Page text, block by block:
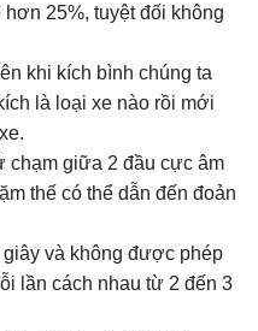
hơn 25%, tuyệt đối không
khi kích bình chúng ta
là loại xe nào rồi mới
chạm giữa 2 đầu cực âm
thế có thể dẫn đến đoản
và không được phép
lần cách nhau từ 2 đến 3